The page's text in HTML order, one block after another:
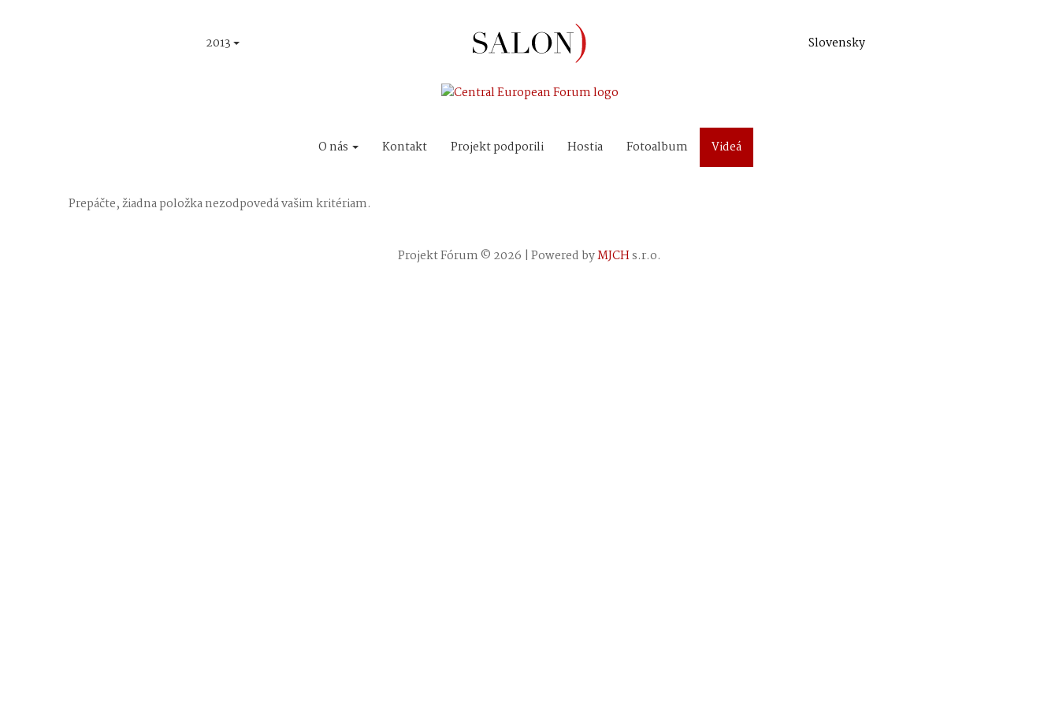
2013 Slovensky
O nás Kontakt Projekt podporili Hostia Fotoalbum Videá
Prepáčte, žiadna položka nezodpovedá vašim kritériam.
Projekt Fórum © 2026 | Powered byMJCHs.r.o.